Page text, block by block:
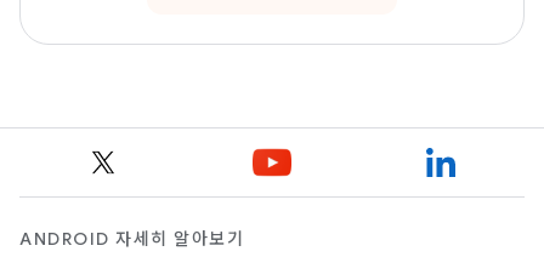
ANDROID 자세히 알아보기